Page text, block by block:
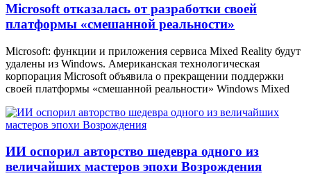
Microsoft отказалась от разработки своей
платформы «смешанной реальности»
Microsoft: функции и приложения сервиса Mixed Reality будут
удалены из Windows. Американская технологическая
корпорация Microsoft объявила о прекращении поддержки
своей платформы «смешанной реальности» Windows Mixed
ИИ оспорил авторство шедевра одного из
величайших мастеров эпохи Возрождения